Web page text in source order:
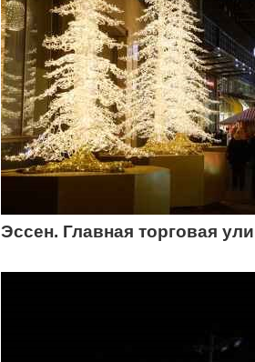
Эссен. Главная торговая